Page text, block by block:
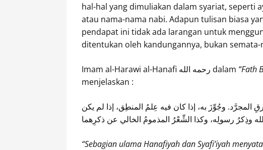
hal-hal yang dimuliakan dalam syariat, seperti
atau nama-nama nabi. Adapun tulisan biasa
pendapat ini tidak ada larangan untuk
ditentukan oleh kandungannya, bukan
Imam al-Harawi al-Hanafi رحمه الله dalam “Fath
menjelaskan :
المجرَّد. وجُوِّزَ به، إذا كان فيه عِلمُ المنطِق، إذا لم يكن
وذِكرُ رسولِه، وكذا الشِّعْرُ المذمومُ الخالي عن ذكرِهما
“Sebagian ulama Hanafiyah dan Syafi’iyah